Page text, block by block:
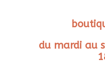
du mardi au